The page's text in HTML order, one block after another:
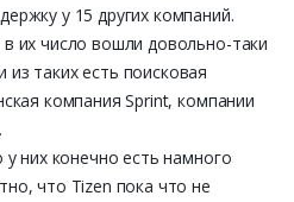
у 15 других компаний.
их число вошли довольно-таки
таких есть поисковая
компания Sprint, компании
них конечно есть намного
что Tizen пока что не